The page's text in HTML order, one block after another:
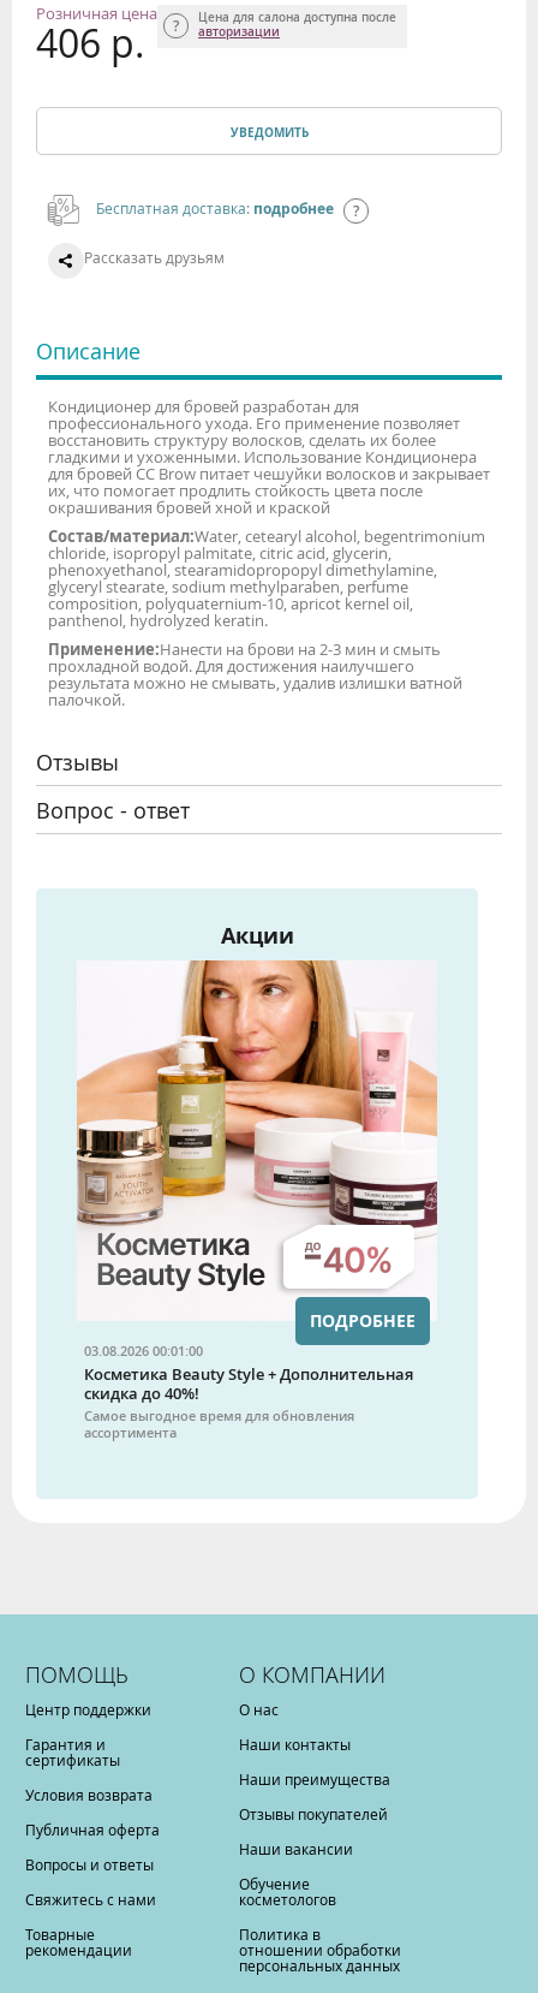
Розничная цена
406 р.
Цена для салона доступна после
авторизации
УВЕДОМИТЬ
Бесплатная доставка: подробнее
Рассказать друзьям
Описание
Кондиционер для бровей разработан для
профессионального ухода. Его применение позволяет
восстановить структуру волосков, сделать их более
гладкими и ухоженными. Использование Кондиционера
для бровей СС Brow питает чешуйки волосков и закрывает
их, что помогает продлить стойкость цвета после
окрашивания бровей хной и краской
Состав/материал:Water, cetearyl alcohol, begentrimonium
chloride, isopropyl palmitate, citric acid, glycerin,
phenoxyethanol, stearamidopropopyl dimethylamine,
glyceryl stearate, sodium methylparaben, perfume
composition, polyquaternium-10, apricot kernel oil,
panthenol, hydrolyzed keratin.
Применение:Нанести на брови на 2-3 мин и смыть
прохладной водой. Для достижения наилучшего
результата можно не смывать, удалив излишки ватной
палочкой.
Отзывы
Вопрос - ответ
Акции
03.08.2026 00:01:00
Косметика Beauty Style + Дополнительная
скидка до 40%!
Самое выгодное время для обновления
ассортимента
ПОДРОБНЕЕ
ПОМОЩЬ
Центр поддержки
Гарантия и
сертификаты
Условия возврата
Публичная оферта
Вопросы и ответы
Свяжитесь с нами
Товарные
рекомендации
О КОМПАНИИ
О нас
Наши контакты
Наши преимущества
Отзывы покупателей
Наши вакансии
Обучение
косметологов
Политика в
отношении обработки
персональных данных